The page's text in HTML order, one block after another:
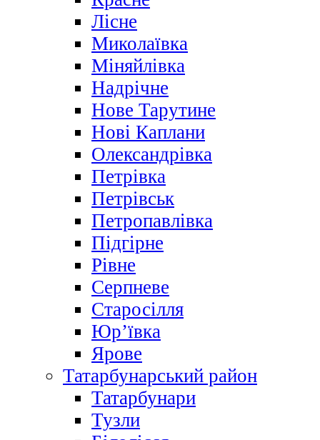
Лісне
Миколаївка
Міняйлівка
Надрічне
Нове Тарутине
Нові Каплани
Олександрівка
Петрівка
Петрівськ
Петропавлівка
Підгірне
Рівне
Серпневе
Старосілля
Юр’ївка
Ярове
Татарбунарський район
Татарбунари
Тузли